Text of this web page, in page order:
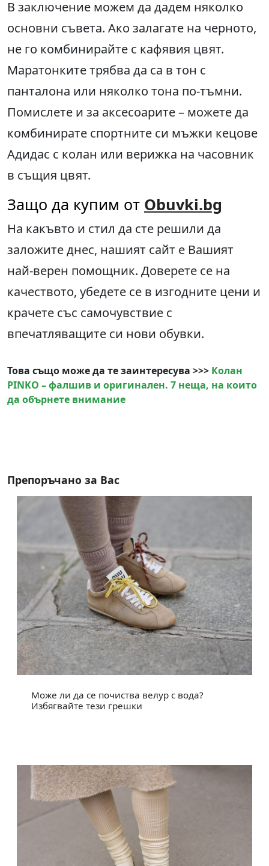
В заключение можем да дадем няколко
основни съвета. Ако залагате на черното,
не го комбинирайте с кафявия цвят.
Маратонките трябва да са в тон с
панталона или няколко тона по-тъмни.
Помислете и за аксесоарите – можете да
комбинирате спортните си мъжки кецове
Адидас с колан или верижка на часовник
в същия цвят.
Защо да купим от Obuvki.bg
На какъвто и стил да сте решили да
заложите днес, нашият сайт е Вашият
най-верен помощник. Доверете се на
качеството, убедете се в изгодните цени и
крачете със самочувствие с
впечатляващите си нови обувки.
Това също може да те заинтересува >>> Колан
PINKO – фалшив и оригинален. 7 неща, на които
да обърнете внимание
Препоръчано за Вас
Може ли да се почиства велур с вода?
Избягвайте тези грешки